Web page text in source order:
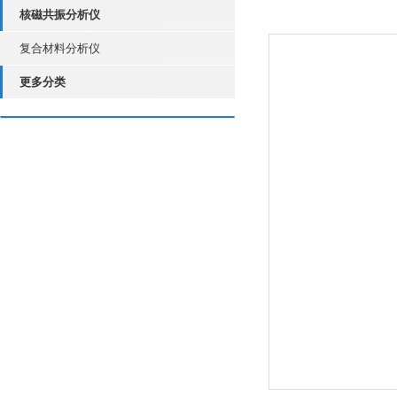
核磁共振分析仪
复合材料分析仪
更多分类